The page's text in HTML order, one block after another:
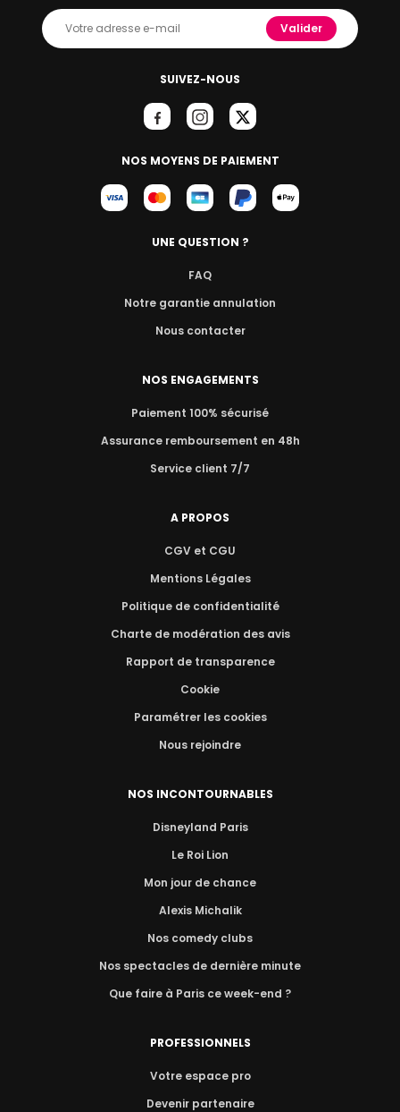
SUIVEZ-NOUS
NOS MOYENS DE PAIEMENT
Valider
UNE QUESTION ?
FAQ
Notre garantie annulation
Nous contacter
NOS ENGAGEMENTS
Paiement 100% sécurisé
Assurance remboursement en 48h
Service client 7/7
A PROPOS
CGV et CGU
Mentions Légales
Politique de confidentialité
Charte de modération des avis
Rapport de transparence
Cookie
Paramétrer les cookies
Nous rejoindre
NOS INCONTOURNABLES
Disneyland Paris
Le Roi Lion
Mon jour de chance
Alexis Michalik
Nos comedy clubs
Nos spectacles de dernière minute
Que faire à Paris ce week-end ?
PROFESSIONNELS
Votre espace pro
Devenir partenaire